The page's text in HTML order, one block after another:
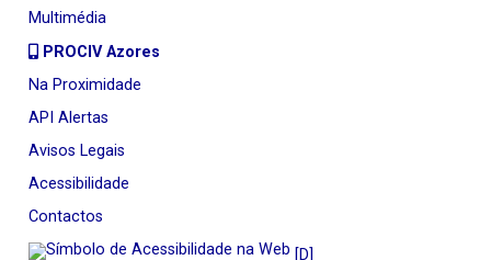
Multimédia
PROCIV Azores
Na Proximidade
API Alertas
Avisos Legais
Acessibilidade
Contactos
[D]